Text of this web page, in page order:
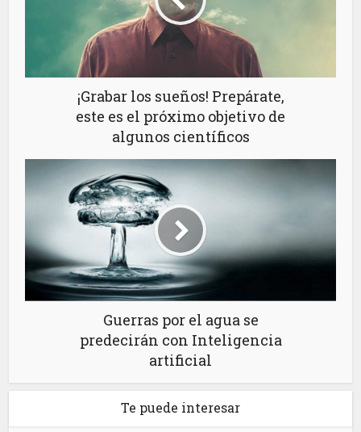
¡Grabar los sueños! Prepárate,
este es el próximo objetivo de
algunos científicos
Guerras por el agua se
predecirán con Inteligencia
artificial
Te puede interesar